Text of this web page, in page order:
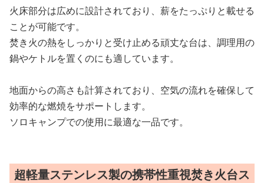
火床部分は広めに設計されており、薪をたっぷりと載せる
ことが可能です。
焚き火の熱をしっかりと受け止める頑丈な台は、調理用の
鍋やケトルを置くのにも適しています。
地面からの高さも計算されており、空気の流れを確保して
効率的な燃焼をサポートします。
ソロキャンプでの使用に最適な一品です。
超軽量ステンレス製の携帯性重視焚き火台ス